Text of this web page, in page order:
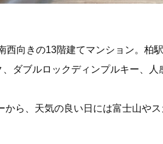
向きの13階建てマンション。柏
ダブルロックディンプルキー、
ら、天気の良い日には富士山や